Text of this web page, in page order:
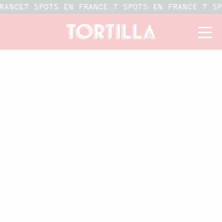
7 SPOTS EN FRANCE 7 SPOTS EN FRANCE 7